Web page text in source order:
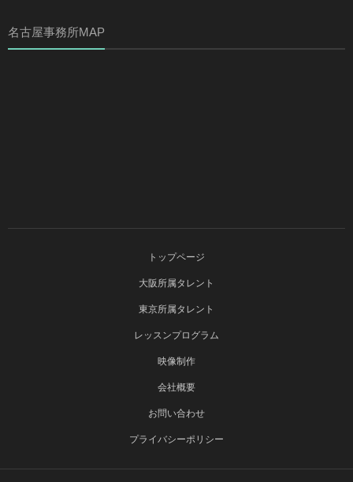
名古屋事務所MAP
トップページ
大阪所属タレント
東京所属タレント
レッスンプログラム
映像制作
会社概要
お問い合わせ
プライバシーポリシー